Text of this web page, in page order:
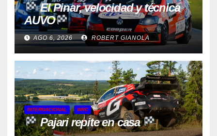
El Pinar, velocidad y técnica
AUVO
AGO 6, 2026 ROBERT GIANOLA
INTERNACIONAL WRC
Pajari repite en casa